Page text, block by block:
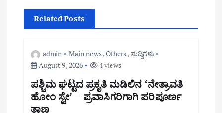
a
v
Related Posts
admin Main news,Others, ಸುದ್ದಿಗಳು
August 9, 2026
4 views
ಪಶ್ಚಿಮ ಘಟ್ಟದ ಪ್ರಕೃತಿ ಮಡಿಲಿನ ‘ನೇತ್ರಾವತಿ
ಹೋಂ ಸ್ಟೇ’ – ಪ್ರವಾಸಿಗರಿಗಾಗಿ ಪರಿಪೂರ್ಣ
ತಾಣ